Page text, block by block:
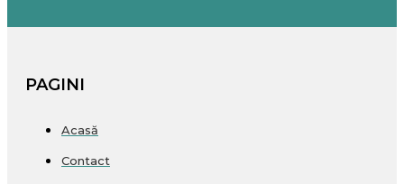
PAGINI
Acasă
Contact